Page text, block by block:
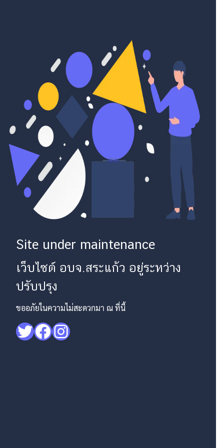
Site under maintenance
เว็บไซต์ อบจ.สระแก้ว อยู่ระหว่าง
ปรับปรุง
ขออภัยในความไม่สะดวกมา ณ ที่นี้
Twitter
Facebook
Instagram